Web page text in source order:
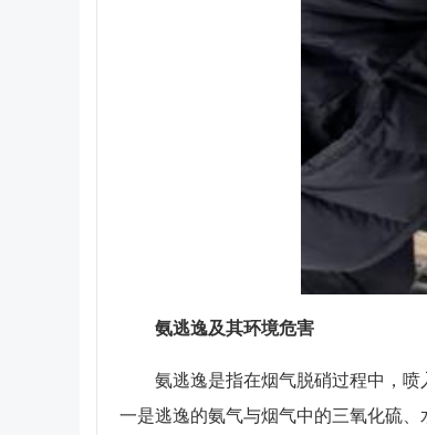
氨逃逸及其环境危害
氨逃逸是指在烟气脱硝过程中，喷
一是逃逸的氨气与烟气中的三氧化硫